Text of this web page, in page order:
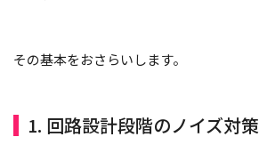
その基本をおさらいします。
1. 回路設計段階のノイズ対策